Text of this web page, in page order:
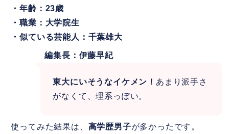
・年齢：23歳
・職業：大学院生
・似ている芸能人：千葉雄大
編集長：伊藤早紀
東大にいそうなイケメン！ あまり派手さ
がなくて、理系っぽい。
使ってみた結果は、 高学歴男子が多かったです。